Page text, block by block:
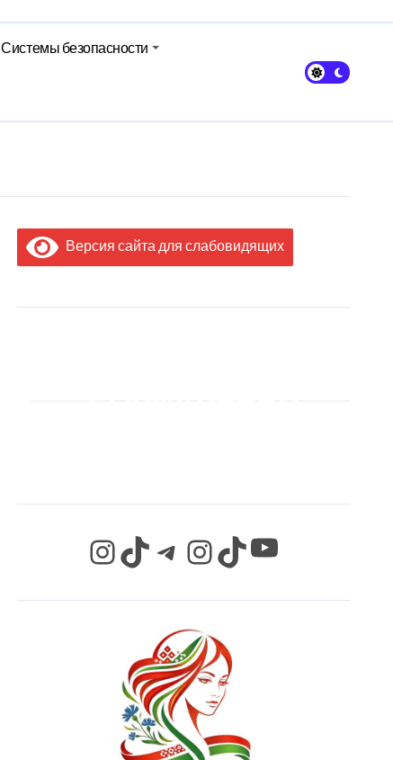
Системы безопасности
Версия сайта для слабовидящих
InstagramTikTok Telegram InstagramTikTok YouTube